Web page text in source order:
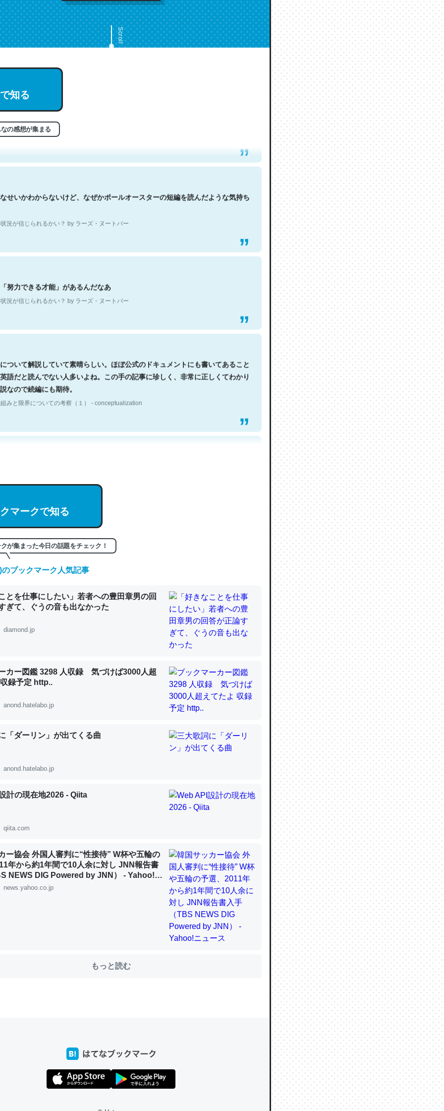
Scroll
知る
の感想が集まる
。彼はとてもクレバーなんだろうなと凄く思う。英語少しでも読める人は原文
自分はこの流れ好き。Let’s Fucking Go. Then Covid hit. Shit.
況が信じられるかい？ by ラーズ・ヌートバー
況が信じられるかい？ by ラーズ・ヌートバー
語だと読んでない人多いよね。この手の記事に珍しく、非常に正しくてわかり
なので続編にも期待。
みと限界についての考察（１） - conceptualization
事。32768トークンだと英語小説100ページ分くらい。小説でいう「ずっと前
回収されないけど、短期記憶というには多い分量。進化すればするほど分かり
なりそう
ルシウム少ないのか。知らんかった。調べたらコオロギのカルシウム分はエビ
【研究発表】昆虫学の大問題＝「昆虫はなぜ海にいないのか」に関する新仮説
淡水はカルシウムも酸素も不足してて両方に不利だから両方が拮抗してるので
て面白い。海にいる鋏角類（カブトガニ・ウミグモ）はカルシウムを使わずキ
無くしてナメクジになったり努力してるし。
【研究発表】昆虫学の大問題＝「昆虫はなぜ海にいないのか」に関する新仮説
を実家に置いて４年。でたまに覗いてる。ぼちぼちRingも置こうかと画策
Googleマップで位置情報を共有してる。電池残量や充電中かが分かるのでこ
するくらいだった遠方の父67歳と僕。ITツール導入でコミュニケーションが劇的に変化し
で親と会える残り時間を日数にすると1週間とかの人が多いそうだけど、それ
するくらいだった遠方の父67歳と僕。ITツール導入でコミュニケーションが劇的に変化し
マークで知る
が集まった今日の話題をチェック！
のブックマーク人気記事
とを仕事にしたい」若者への豊田章男の回
ぎて、ぐうの音も出なかった
diamond.jp
カー図鑑 3298 人収録 気づけば3000人超
録予定 http..
anond.hatelabo.jp
「ダーリン」が出てくる曲
anond.hatelabo.jp
計の現在地2026 - Qiita
qiita.com
ー協会 外国人審判に“性接待” W杯や五輪の
年から約1年間で10人余に対し JNN報告書
NEWS DIG Powered by JNN） - Yahoo!ニ
news.yahoo.co.jp
もっと読む